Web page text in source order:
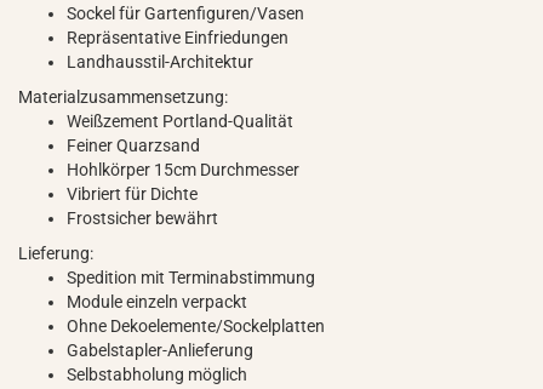
Sockel für Gartenfiguren/Vasen
Repräsentative Einfriedungen
Landhausstil-Architektur
Materialzusammensetzung:
Weißzement Portland-Qualität
Feiner Quarzsand
Hohlkörper 15cm Durchmesser
Vibriert für Dichte
Frostsicher bewährt
Lieferung:
Spedition mit Terminabstimmung
Module einzeln verpackt
Ohne Dekoelemente/Sockelplatten
Gabelstapler-Anlieferung
Selbstabholung möglich